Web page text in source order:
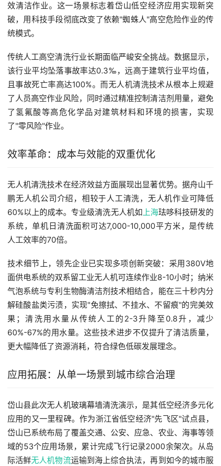
效清洁作业。这一场景标志着岱山低空经济应用实现新突
破，用科技手段彻底改变了依赖"蜘蛛人"高空危险作业的传
统模式。
传统人工高空清洗行业长期面临严峻安全挑战。数据显示，
该行业平均坠落事故率达0.3‰，远高于建筑行业平均值，
且事故死亡率高达100%。而无人机清洗技术从根本上规避
了人员高空作业风险，同时通过精准控制清洁剂用量，避免
了氢氟酸等高危化学品对建筑材料和环境的损害，实现
了"零风险"作业。
效率革命：成本与效能的双重优化
无人机清洗技术在经济效益方面展现出显著优势。据舟山千
鹏无人机公司介绍，相较于人工清洗，无人机作业可降低
60%以上的成本。专业级清洗无人机如上海珐哆科技研发的
系统，单机日清洗面积可达7,000-10,000平方米，是传统
人工效率的70倍。
技术细节上，领先企业已实现多项创新突破：采用380V地
面供电系统的双系留工业无人机可连续作业8-10小时；纳米
气泡系统与专利生物酶清洁剂技术相结合，能在三十秒内分
解硅酸盐类污渍，实现"免擦拭、不挂水、不留痕"的完美效
果；清洗用水量从传统人工的2-3升降至0.8升，减少
60%-67%的用水量。这些技术进步不仅提升了清洁质量，
更大幅降低了资源消耗，符合绿色低碳发展理念。
应用拓展：从单一场景到城市综合治理
岱山县此次无人机玻璃幕墙清洗演示，是其低空经济多元化
应用的又一里程碑。作为浙江省低空经济"先飞区"试点县，
岱山已系统布局了覆盖交通、公安、应急、农业、海事等领
域的53个应用场景，累计完成飞行记录2000余架次。从岛
际活鲜无人机物流运输到海上综合执法，再到如今的城市服